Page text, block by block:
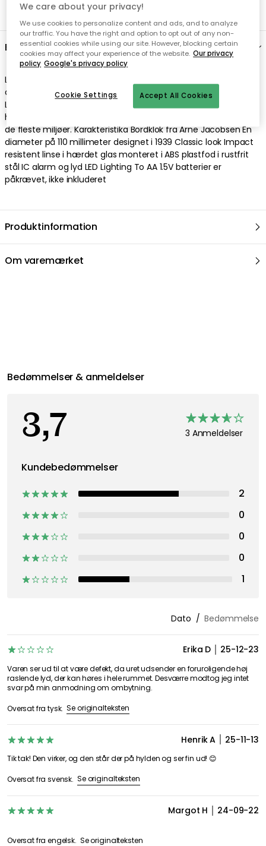
Beskrivelse
LK bordur med alarm fra Arne Jacobsen. Skrivebordet blev
designet i 1939 og er blevet opkaldt efter elektronikdirektøren
Lauritz Knudsen, som Arne Jacobsen bygget og designet et
hus til. LK Table Watch har et klassisk udseende og passer ind i
de fleste miljøer. Karakteristika Bordklok fra Arne Jacobsen En
diameter på 110 millimeter designet i 1939 Classic look Impact
resistent linse i hærdet glas monteret i ABS plastfod i rustfrit
stål IC alarm og lyd LED Lighting To AA 1.5V batterier er
påkrævet, ikke inkluderet
Produktinformation
Om varemærket
We care about your privacy!
We use cookies to personalize content and ads, and to analyze
our traffic. You have the right and option to opt out of any non-
essential cookies while using our site. However, blocking certain
cookies may affect your experience of the website. Our privacy
policy Google's privacy policy
Accept All Cookies
Cookie Settings